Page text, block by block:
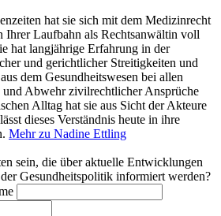
hat sie sich mit dem Medizinrecht
Ihrer Laufbahn als Rechtsanwältin voll
hat langjährige Erfahrung in der
und gerichtlicher Streitigkeiten und
dem Gesundheitswesen bei allen
und Abwehr zivilrechtlicher Ansprüche
Alltag hat sie aus Sicht der Akteure
dieses Verständnis heute in ihre
Mehr zu Nadine Ettling
sein, die über aktuelle Entwicklungen
Gesundheitspolitik informiert werden?